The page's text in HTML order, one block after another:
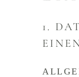
1.